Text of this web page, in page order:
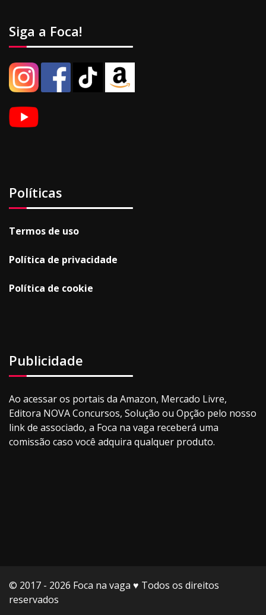
Siga a Foca!
Políticas
Termos de uso
Política de privacidade
Política de cookie
Publicidade
Ao acessar os portais da Amazon, Mercado Livre,
Editora NOVA Concursos, Solução ou Opção pelo nosso
link de associado, a Foca na vaga receberá uma
comissão caso você adquira qualquer produto.
© 2017 - 2026 Foca na vaga ♥️ Todos os direitos
reservados